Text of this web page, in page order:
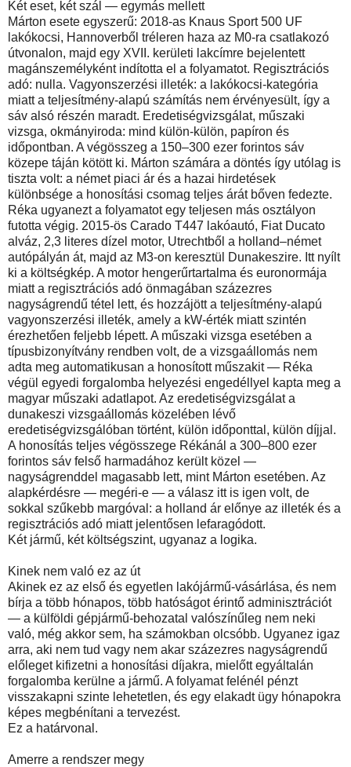
Két eset, két szál — egymás mellett
Márton esete egyszerű: 2018-as Knaus Sport 500 UF
lakókocsi, Hannoverből tréleren haza az M0-ra csatlakozó
útvonalon, majd egy XVII. kerületi lakcímre bejelentett
magánszemélyként indította el a folyamatot. Regisztrációs
adó: nulla. Vagyonszerzési illeték: a lakókocsi-kategória
miatt a teljesítmény-alapú számítás nem érvényesült, így a
sáv alsó részén maradt. Eredetiségvizsgálat, műszaki
vizsga, okmányiroda: mind külön-külön, papíron és
időpontban. A végösszeg a 150–300 ezer forintos sáv
közepe táján kötött ki. Márton számára a döntés így utólag is
tiszta volt: a német piaci ár és a hazai hirdetések
különbsége a honosítási csomag teljes árát bőven fedezte.
Réka ugyanezt a folyamatot egy teljesen más osztályon
futotta végig. 2015-ös Carado T447 lakóautó, Fiat Ducato
alváz, 2,3 literes dízel motor, Utrechtből a holland–német
autópályán át, majd az M3-on keresztül Dunakeszire. Itt nyílt
ki a költségkép. A motor hengerűrtartalma és euronormája
miatt a regisztrációs adó önmagában százezres
nagyságrendű tétel lett, és hozzájött a teljesítmény-alapú
vagyonszerzési illeték, amely a kW-érték miatt szintén
érezhetően feljebb lépett. A műszaki vizsga esetében a
típusbizonyítvány rendben volt, de a vizsgaállomás nem
adta meg automatikusan a honosított műszakit — Réka
végül egyedi forgalomba helyezési engedéllyel kapta meg a
magyar műszaki adatlapot. Az eredetiségvizsgálat a
dunakeszi vizsgaállomás közelében lévő
eredetiségvizsgálóban történt, külön időponttal, külön díjjal.
A honosítás teljes végösszege Rékánál a 300–800 ezer
forintos sáv felső harmadához került közel —
nagyságrenddel magasabb lett, mint Márton esetében. Az
alapkérdésre — megéri-e — a válasz itt is igen volt, de
sokkal szűkebb margóval: a holland ár előnye az illeték és a
regisztrációs adó miatt jelentősen lefaragódott.
Két jármű, két költségszint, ugyanaz a logika.
Kinek nem való ez az út
Akinek ez az első és egyetlen lakójármű-vásárlása, és nem
bírja a több hónapos, több hatóságot érintő adminisztrációt
— a külföldi gépjármű-behozatal valószínűleg nem neki
való, még akkor sem, ha számokban olcsóbb. Ugyanez igaz
arra, aki nem tud vagy nem akar százezres nagyságrendű
előleget kifizetni a honosítási díjakra, mielőtt egyáltalán
forgalomba kerülne a jármű. A folyamat felénél pénzt
visszakapni szinte lehetetlen, és egy elakadt ügy hónapokra
képes megbénítani a tervezést.
Ez a határvonal.
Amerre a rendszer megy